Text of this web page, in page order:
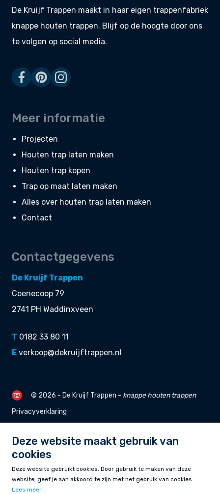
De Kruijf Trappen maakt in haar eigen trappenfabriek
knappe houten trappen. Blijf op de hoogte door ons
te volgen op social media.
Meer informatie
Projecten
Houten trap laten maken
Houten trap kopen
Trap op maat laten maken
Alles over houten trap laten maken
Contact
Contactgegevens
De Kruijf Trappen
Coenecoop 79
2741 PH Waddinxveen
T 0182 33 80 11
E verkoop@dekruijftrappen.nl
© 2026 - De Kruijf Trappen - knappehouten trappen
Privacyverklaring
Deze website maakt gebruik van
cookies
Deze website gebruikt cookies. Door gebruik te maken van deze
website, geef je aan akkoord te zijn met het gebruik van cookies.
Lees meer